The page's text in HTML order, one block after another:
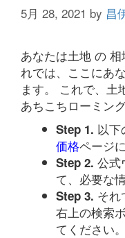
5月 28, 2021 by 昌
あなたは土地 の
れでは、ここにあ
ます。 これで、土
あちこちローミン
Step 1. 以下
価格ページ
Step 2. 公式
て、必要な
Step 3. それ
右上の検索
てください。